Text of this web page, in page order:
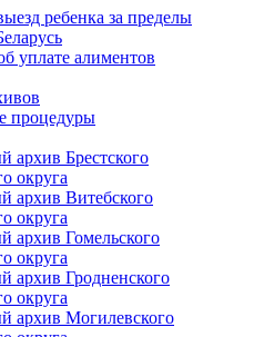
ребенка за пределы
уплате алиментов
процедуры
архив Брестского
округа
архив Витебского
округа
архив Гомельского
округа
архив Гродненского
округа
архив Могилевского